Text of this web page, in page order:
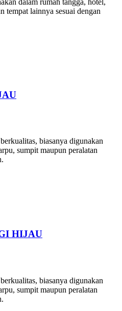
tempat lainnya sesuai dengan
biasanya digunakan
sumpit maupun peralatan
HIJAU
biasanya digunakan
sumpit maupun peralatan